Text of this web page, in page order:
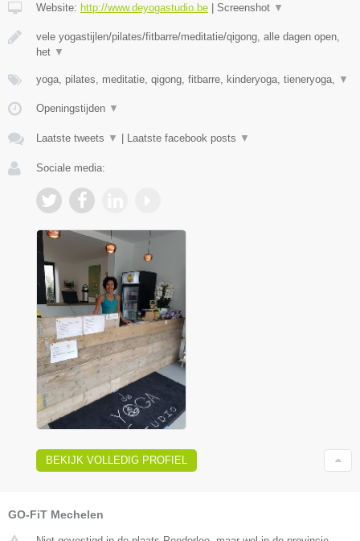
Website: http://www.deyogastudio.be | Screenshot ▼
vele yogastijlen/pilates/fitbarre/meditatie/qigong, alle dagen open,
het ▼
yoga, pilates, meditatie, qigong, fitbarre, kinderyoga, tieneryoga, ▼
Openingstijden ▼
Laatste tweets ▼ | Laatste facebook posts ▼
Sociale media:
BEKIJK VOLLEDIG PROFIEL
GO-FiT Mechelen